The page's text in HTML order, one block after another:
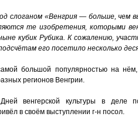
слоганом «Венгрия — больше, чем
те изобретения, которыми
кубик Рубика. К сожалению,
его посетило несколько
большой популярностью на
регионов Венгрии.
венгерской культуры в деле
в своём выступлении г-н посол.